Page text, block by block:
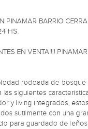
PINAMAR BARRIO
HS.
EN VENTA!!!!
rodeada de bosque
siguientes
sutilmente con una
para guardado de